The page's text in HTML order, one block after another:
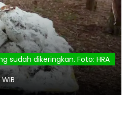
sudah dikeringkan. Foto: HRA